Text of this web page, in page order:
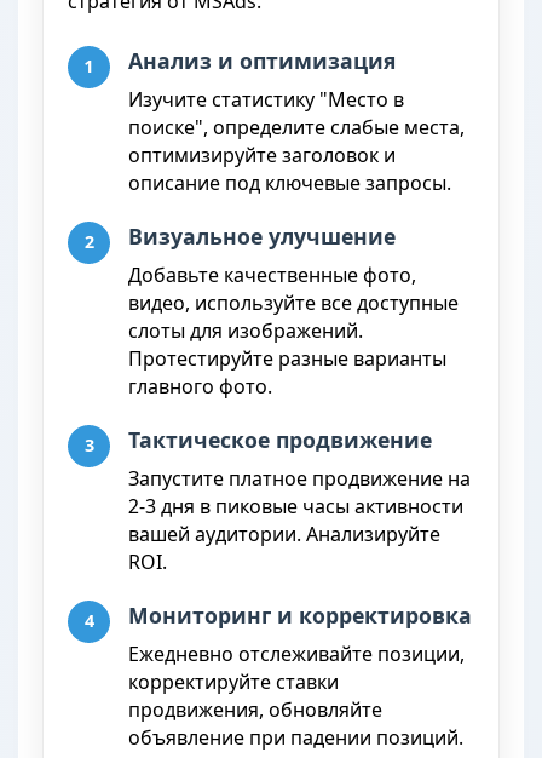
1 Анализ и оптимизация
Изучите статистику "Место в
поиске", определите слабые места,
оптимизируйте заголовок и
описание под ключевые запросы.
2 Визуальное улучшение
Добавьте качественные фото,
видео, используйте все доступные
слоты для изображений.
Протестируйте разные варианты
главного фото.
3 Тактическое продвижение
Запустите платное продвижение на
2-3 дня в пиковые часы активности
вашей аудитории. Анализируйте
ROI.
4 Мониторинг и корректировка
Ежедневно отслеживайте позиции,
корректируйте ставки
продвижения, обновляйте
объявление при падении позиций.